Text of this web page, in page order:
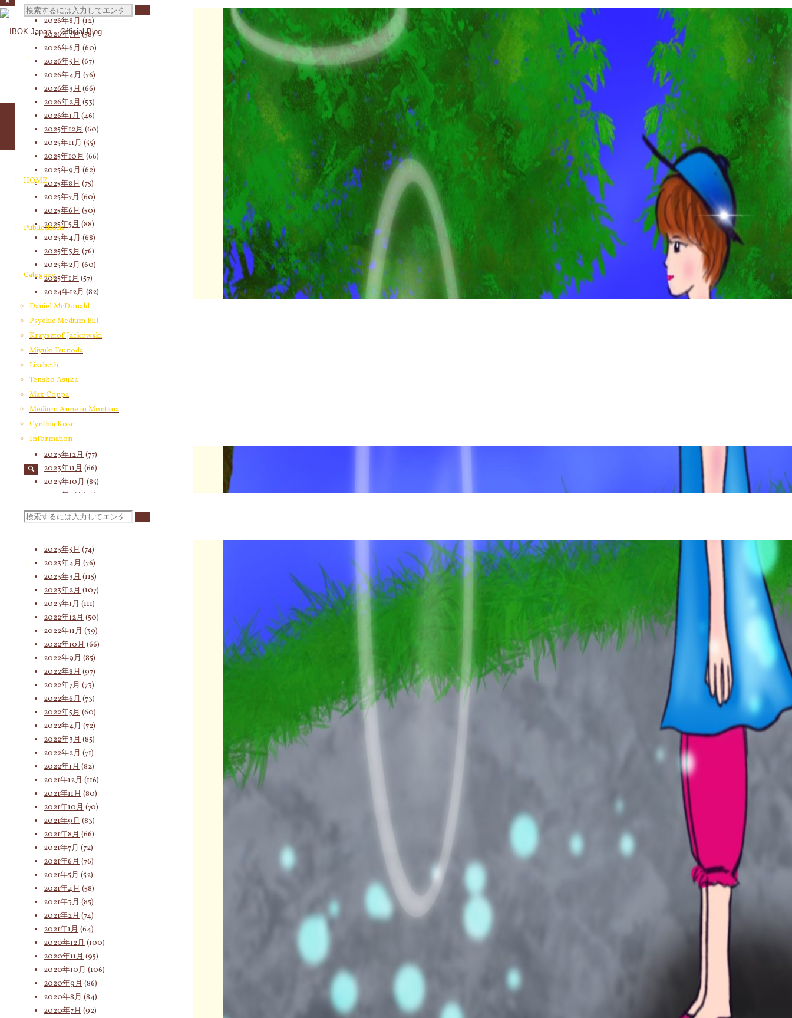
検
索
HOME
Publications
Category
Daniel McDonald
Psychic Medium Bill
Krzysztof Jackowski
Miyuki Tsunoda
Lizabeth
Tensho Asuka
Max Coppa
Medium Anne in Montana
Cynthia Rose
Information
検
索
2026年8月 (12)
2026年7月(58)
2026年6月 (60)
2026年5月 (67)
2026年4月 (76)
2026年3月 (66)
2026年2月 (53)
2026年1月 (46)
2025年12月 (60)
2025年11月 (55)
2025年10月 (66)
2025年9月 (62)
2025年8月 (75)
2025年7月 (60)
2025年6月 (50)
2025年5月 (88)
2025年4月 (68)
2025年3月 (76)
2025年2月 (60)
2025年1月 (57)
2024年12月 (82)
2024年11月(53)
2024年10月 (65)
2024年9月(58)
2024年8月
2024年7月
2024年4月
2024年3月(70)
2024年2月
2024年1月
2023年12月 (77)
2023年11月 (66)
2023年10月 (85)
2023年9月 (59)
2023年8月(91)
2023年7月(89)
2023年5月 (74)
2023年4月 (76)
2023年3月 (115)
2023年2月 (107)
2023年1月 (111)
2022年12月 (50)
2022年11月 (39)
2022年10月 (66)
2022年9月 (85)
2022年8月 (97)
2022年7月 (73)
2022年6月 (73)
2022年5月 (60)
2022年4月 (72)
2022年3月 (85)
2022年2月 (71)
2022年1月 (82)
2021年12月 (116)
2021年11月 (80)
2021年10月 (70)
2021年9月 (83)
2021年8月 (66)
2021年7月 (72)
2021年6月 (76)
2021年5月 (52)
2021年4月 (58)
2021年3月 (85)
2021年2月 (74)
2021年1月 (64)
2020年12月 (100)
2020年11月 (95)
2020年10月 (106)
2020年9月 (86)
2020年8月 (84)
2020年7月 (92)